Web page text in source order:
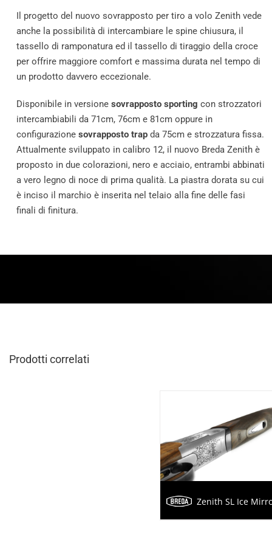
Il progetto del nuovo sovrapposto per tiro a volo Zenith vede
anche la possibilità di intercambiare le spine chiusura, il
tassello di ramponatura ed il tassello di tiraggio della croce
per offrire maggiore comfort e massima durata nel tempo di
un prodotto davvero eccezionale.
Disponibile in versione sovrapposto sporting con strozzatori
intercambiabili da 71cm, 76cm e 81cm oppure in
configurazione sovrapposto trapda 75cm e strozzatura fissa.
Attualmente sviluppato in calibro 12, il nuovo Breda Zenith è
proposto in due colorazioni, nero e acciaio, entrambi abbinati
a vero legno di noce di prima qualità. La piastra dorata su cui
è inciso il marchio è inserita nel telaio alla fine delle fasi
finali di finitura.
Prodotti correlati
Zenith SL Ice